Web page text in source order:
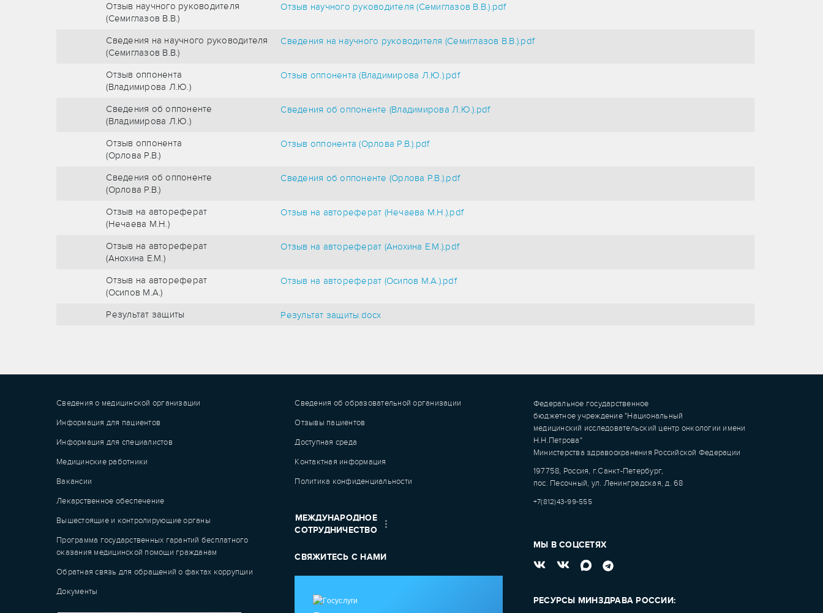
Отзыв научного руководителя
(Семиглазов В.В.)
Отзыв научного руководителя (Семиглазов В.В.).pdf
Сведения на научного руководителя
(Семиглазов В.В.)
Сведения на научного руководителя (Семиглазов В.В.).pdf
Отзыв оппонента
(Владимирова Л.Ю.)
Отзыв оппонента (Владимирова Л.Ю.).pdf
Сведения об оппоненте
(Владимирова Л.Ю.)
Сведения об оппоненте (Владимирова Л.Ю.).pdf
Отзыв оппонента
(Орлова Р.В.)
Отзыв оппонента (Орлова Р.В.).pdf
Сведения об оппоненте
(Орлова Р.В.)
Сведения об оппоненте (Орлова Р.В.).pdf
Отзыв на автореферат
(Нечаева М.Н.)
Отзыв на автореферат (Нечаева М.Н.).pdf
Отзыв на автореферат
(Анохина Е.М.)
Отзыв на автореферат (Анохина Е.М.).pdf
Отзыв на автореферат
(Осипов М.А.)
Отзыв на автореферат (Осипов М.А.).pdf
Результат защиты Результат защиты.docx
Сведения о медицинской организации
Информация для пациентов
Информация для специалистов
Медицинские работники
Вакансии
Лекарственное обеспечение
Вышестоящие и контролирующие органы
Программа государственных гарантий бесплатного
оказания медицинской помощи гражданам
Обратная связь для обращений о фактах коррупции
Документы
Сведения об образовательной организации
Отзывы пациентов
Доступная среда
Контактная информация
Политика конфиденциальности
МЕЖДУНАРОДНОЕ
СОТРУДНИЧЕСТВО
СВЯЖИТЕСЬ С НАМИ
Федеральное государственное
бюджетное учреждение "Национальный
медицинский исследовательский центр онкологии имени
Н.Н.Петрова"
Министерства здравоохранения Российской Федерации
197758, Россия, г.Санкт-Петербург,
пос. Песочный, ул. Ленинградская, д. 68
+7(812)43-99-555
МЫ В СОЦСЕТЯХ
РЕСУРСЫ МИНЗДРАВА РОССИИ: